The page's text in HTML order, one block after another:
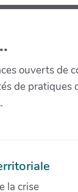
ouverts de
de
la crise